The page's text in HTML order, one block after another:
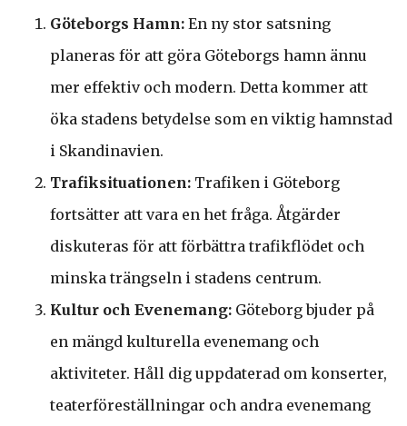
Göteborgs Hamn: En ny stor satsning
planeras för att göra Göteborgs hamn ännu
mer effektiv och modern. Detta kommer att
öka stadens betydelse som en viktig hamnstad
i Skandinavien.
Trafiksituationen: Trafiken i Göteborg
fortsätter att vara en het fråga. Åtgärder
diskuteras för att förbättra trafikflödet och
minska trängseln i stadens centrum.
Kultur och Evenemang: Göteborg bjuder på
en mängd kulturella evenemang och
aktiviteter. Håll dig uppdaterad om konserter,
teaterföreställningar och andra evenemang